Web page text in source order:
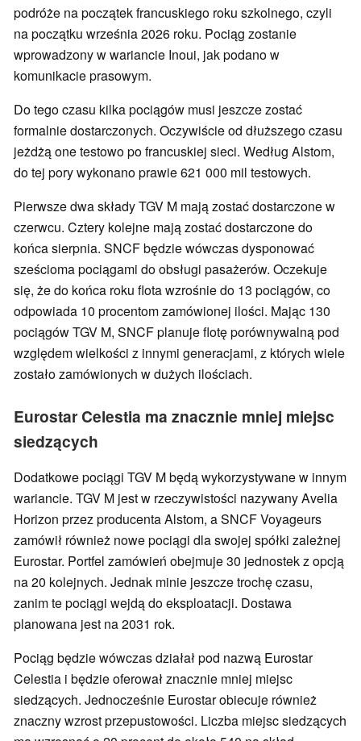
podróże na początek francuskiego roku szkolnego, czyli
na początku września 2026 roku. Pociąg zostanie
wprowadzony w wariancie Inoui, jak podano w
komunikacie prasowym.
Do tego czasu kilka pociągów musi jeszcze zostać
formalnie dostarczonych. Oczywiście od dłuższego czasu
jeżdżą one testowo po francuskiej sieci. Według Alstom,
do tej pory wykonano prawie 621 000 mil testowych.
Pierwsze dwa składy TGV M mają zostać dostarczone w
czerwcu. Cztery kolejne mają zostać dostarczone do
końca sierpnia. SNCF będzie wówczas dysponować
sześcioma pociągami do obsługi pasażerów. Oczekuje
się, że do końca roku flota wzrośnie do 13 pociągów, co
odpowiada 10 procentom zamówionej ilości. Mając 130
pociągów TGV M, SNCF planuje flotę porównywalną pod
względem wielkości z innymi generacjami, z których wiele
zostało zamówionych w dużych ilościach.
Eurostar Celestia ma znacznie mniej miejsc
siedzących
Dodatkowe pociągi TGV M będą wykorzystywane w innym
wariancie. TGV M jest w rzeczywistości nazywany Avelia
Horizon przez producenta Alstom, a SNCF Voyageurs
zamówił również nowe pociągi dla swojej spółki zależnej
Eurostar. Portfel zamówień obejmuje 30 jednostek z opcją
na 20 kolejnych. Jednak minie jeszcze trochę czasu,
zanim te pociągi wejdą do eksploatacji. Dostawa
planowana jest na 2031 rok.
Pociąg będzie wówczas działał pod nazwą Eurostar
Celestia i będzie oferował znacznie mniej miejsc
siedzących. Jednocześnie Eurostar obiecuje również
znaczny wzrost przepustowości. Liczba miejsc siedzących